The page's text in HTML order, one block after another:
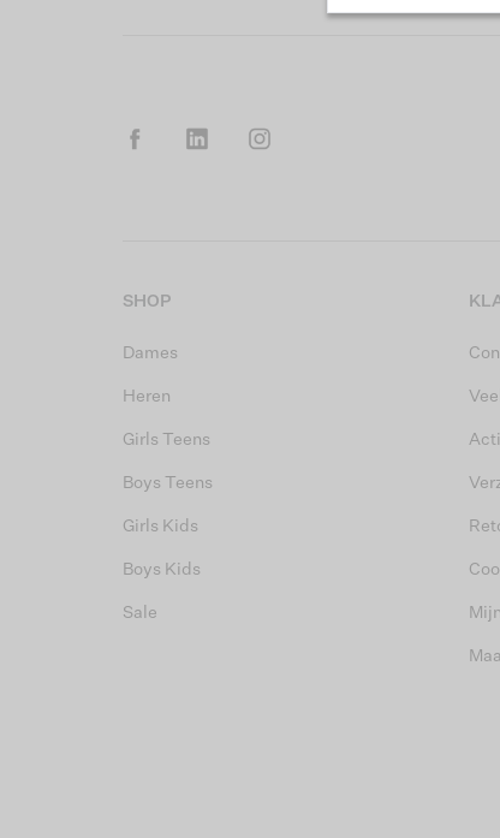
SHOP
Dames
Heren
Girls Teens
Boys Teens
Girls Kids
Boys Kids
Sale